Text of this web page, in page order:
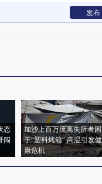
发布
态
闯
加沙上百万流离失所者困
于“塑料烤箱” 高温引发健
康危机